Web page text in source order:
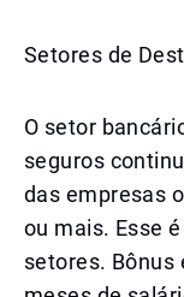
Setores de
O setor
seguros
das empresas
ou mais. Esse
setores. Bônus